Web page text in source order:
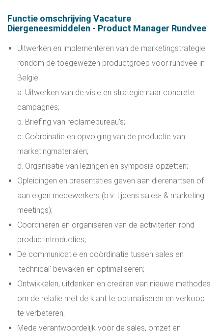
Functie omschrijving Vacature
Diergeneesmiddelen - Product Manager Rundvee
Uitwerken en implementeren van de marketingstrategie
rondom de toegewezen productgroep voor rundvee in
België
a. Uitwerken van de visie en strategie naar concrete
campagnes;
b. Briefing van reclamebureau’s;
c. Coördinatie en opvolging van de productie van
marketingmaterialen;
d. Organisatie van lezingen en symposia opzetten;
Opleidingen en presentaties geven aan dierenartsen of
aan eigen medewerkers (b.v. tijdens sales- & marketing
meetings);
Coördineren en organiseren van de activiteiten rond
productintroducties;
De communicatie en coördinatie tussen sales en
'technical' bewaken en optimaliseren;
Ontwikkelen, uitdenken en creëren van nieuwe methodes
om de relatie met de klant te optimaliseren en verkoop
te verbeteren;
Mede verantwoordelijk voor de sales, omzet en